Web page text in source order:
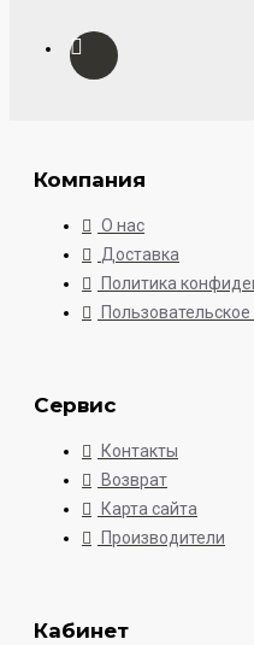
Компания
О нас
Доставка
Политика
Сервис
Контакты
Возврат
Карта сайта
Производители
Кабинет